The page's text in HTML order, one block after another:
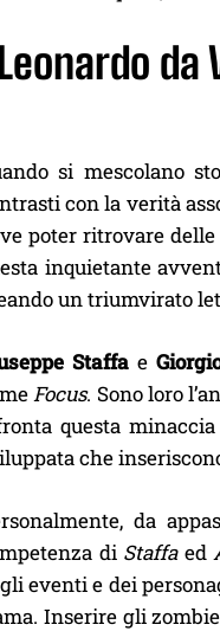
Leonardo
si mescolano
con la verità
poter ritrovare
inquietante
un triumvirato
Staffa e
Focus. Sono loro
questa
che
da
di Staffaed
eventi e dei
Inserire gli